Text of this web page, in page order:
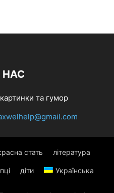
НАС
та гумор
стать література
діти Українська